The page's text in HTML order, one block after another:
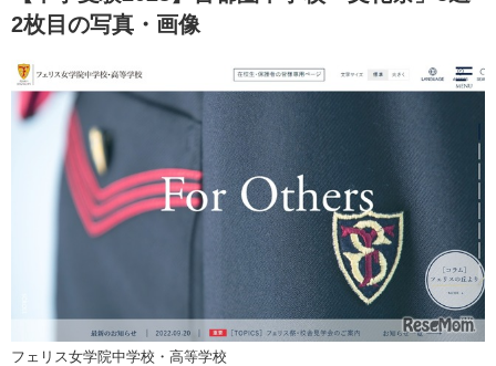
2枚目の写真・画像
フェリス女学院中学校・高等学校